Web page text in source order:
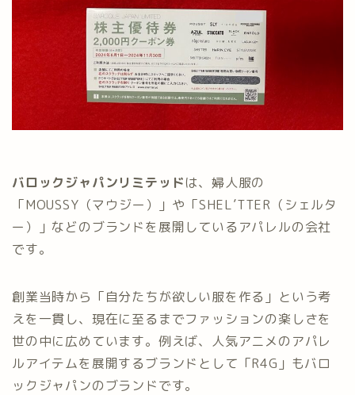
バロックジャパンリミテッドは、婦人服の
「MOUSSY（マウジー）」や「SHEL’TTER（シェルタ
ー）」などのブランドを展開しているアパレルの会社
です。
創業当時から「自分たちが欲しい服を作る」という考
えを一貫し、現在に至るまでファッションの楽しさを
世の中に広めています。例えば、人気アニメのアパレ
ルアイテムを展開するブランドとして「R4G」もバロ
ックジャパンのブランドです。